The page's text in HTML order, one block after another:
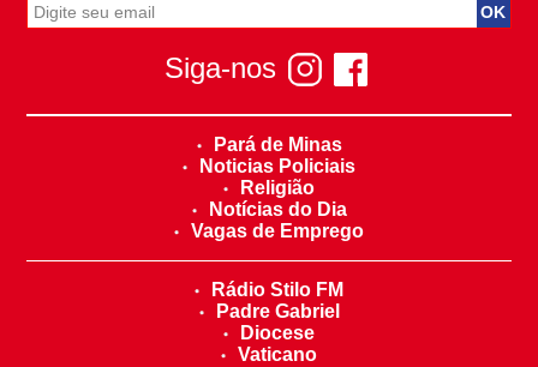
Siga-nos
Pará de Minas
Noticias Policiais
Religião
Notícias do Dia
Vagas de Emprego
Rádio Stilo FM
Padre Gabriel
Diocese
Vaticano